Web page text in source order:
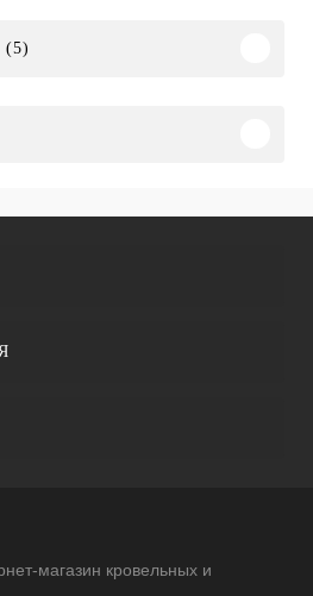
магазин кровельных и